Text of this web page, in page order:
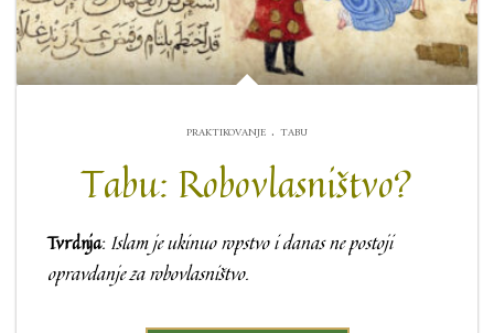
PRAKTIKOVANJE . TABU
Tabu: Robovlasništvo?
Tvrdnja: Islam je ukinuo ropstvo i danas ne postoji
opravdanje za robovlasništvo.